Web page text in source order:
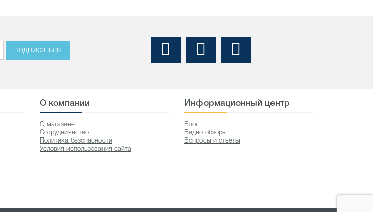
подписаться
О компании
О магазине
Сотрудничество
Политика безопасности
Условия использования сайта
Информационный центр
Блог
Видео обзоры
Вопросы и ответы